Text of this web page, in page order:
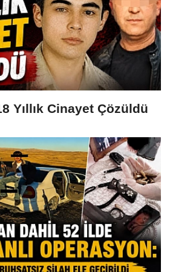
Yıllık Cinayet Çözüldü